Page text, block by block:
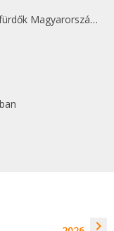
Magyarországon
navigate_next